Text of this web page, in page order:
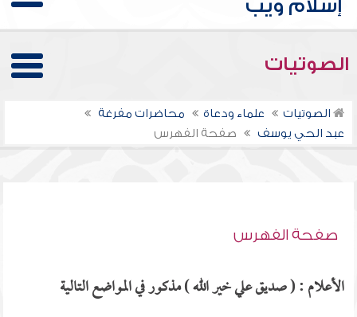
الصوتيات
الصوتيات علماء ودعاة
محاضرات مفرغة
عبد الحي يوسف
صفحة الفهرس
صفحة الفهرس
الأعلام : ( صديق علي خير الله ) مذكور في المواضع التالية